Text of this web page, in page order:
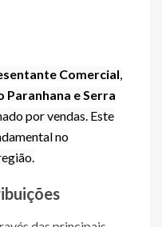
Comercial,
Paranhana e Serra
por vendas. Este
no